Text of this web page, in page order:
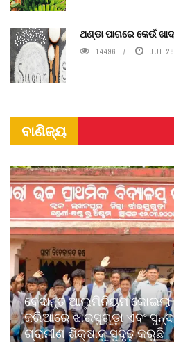
ଥଣ୍ଡା ପାଗରେ କେଉଁ
14496 JUL
ବାଣିଜ୍ୟ
ବେଦାନ୍ତ ଆଲୁମିନିୟମ
ଜରିଆରେ ଝାରସୁଗୁଡ଼ା ଏବଂ
ଗ୍ରାମୀଣ ଶିକ୍ଷାକୁ ସୁଦୃଢ଼ କରୁଛି